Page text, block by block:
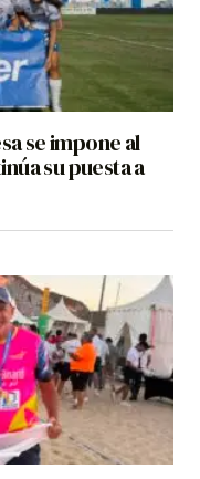
se impone al
su puesta a